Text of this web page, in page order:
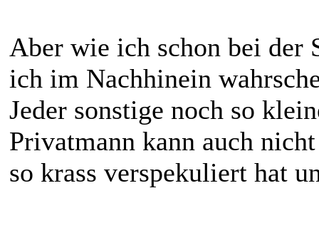
Aber wie ich schon bei der
ich im Nachhinein
Jeder sonstige noch so
Privatmann kann auch
so krass verspekuliert hat